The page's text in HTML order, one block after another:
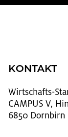
KONTAKT
Wirt­schafts-
CAMPUS V,
6850 Dornbirn